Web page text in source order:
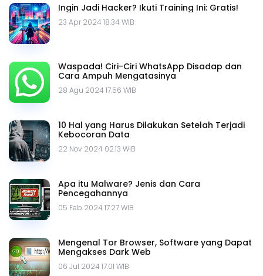
Ingin Jadi Hacker? Ikuti Training Ini: Gratis!
23 Apr 2024 18.34 WIB
Waspada! Ciri-Ciri WhatsApp Disadap dan
Cara Ampuh Mengatasinya
28 Agu 2024 17.56 WIB
10 Hal yang Harus Dilakukan Setelah Terjadi
Kebocoran Data
22 Nov 2024 02.13 WIB
Apa itu Malware? Jenis dan Cara
Pencegahannya
05 Feb 2024 17.27 WIB
Mengenal Tor Browser, Software yang Dapat
Mengakses Dark Web
06 Jul 2024 17.01 WIB